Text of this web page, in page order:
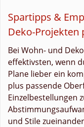
Spartipps &
Deko-Projekten
Bei Wohn- und
effektivsten, wenn
Plane lieber ein
plus passende
Einzelbestellungen
und Stile